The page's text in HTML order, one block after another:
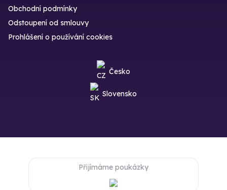
Obchodní podmínky
Odstoupení od smlouvy
Prohlášení o používání cookies
Česko
Slovensko
Přijímáme poukázky